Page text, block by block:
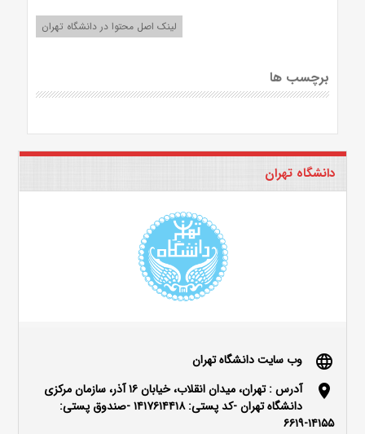
لینک اصل محتوا در دانشگاه تهران
برچسب ها
دانشگاه تهران
language وب سایت دانشگاه تهران
location_on
آدرس : تهران، میدان انقلاب، خیابان ۱۶ آذر، سازمان مرکزی
دانشگاه تهران -کد پستی: ۱۴۱۷۶۱۴۴۱۸ -صندوق پستی:
۱۴۱۵۵-۶۶۱۹